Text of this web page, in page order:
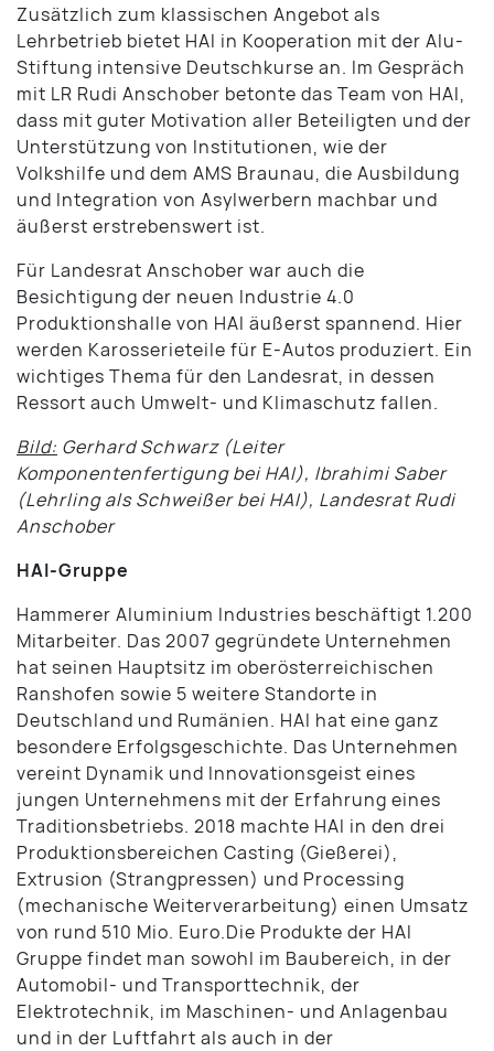
Zusätzlich zum klassischen Angebot als
Lehrbetrieb bietet HAI in Kooperation mit der Alu-
Stiftung intensive Deutschkurse an. Im Gespräch
mit LR Rudi Anschober betonte das Team von HAI,
dass mit guter Motivation aller Beteiligten und der
Unterstützung von Institutionen, wie der
Volkshilfe und dem AMS Braunau, die Ausbildung
und Integration von Asylwerbern machbar und
äußerst erstrebenswert ist.
Für Landesrat Anschober war auch die
Besichtigung der neuen Industrie 4.0
Produktionshalle von HAI äußerst spannend. Hier
werden Karosserieteile für E-Autos produziert. Ein
wichtiges Thema für den Landesrat, in dessen
Ressort auch Umwelt- und Klimaschutz fallen.
Bild: Gerhard Schwarz (Leiter
Komponentenfertigung bei HAI), Ibrahimi Saber
(Lehrling als Schweißer bei HAI), Landesrat Rudi
Anschober
HAI-Gruppe
Hammerer Aluminium Industries beschäftigt 1.200
Mitarbeiter. Das 2007 gegründete Unternehmen
hat seinen Hauptsitz im oberösterreichischen
Ranshofen sowie 5 weitere Standorte in
Deutschland und Rumänien. HAI hat eine ganz
besondere Erfolgsgeschichte. Das Unternehmen
vereint Dynamik und Innovationsgeist eines
jungen Unternehmens mit der Erfahrung eines
Traditionsbetriebs. 2018 machte HAI in den drei
Produktionsbereichen Casting (Gießerei),
Extrusion (Strangpressen) und Processing
(mechanische Weiterverarbeitung) einen Umsatz
von rund 510 Mio. Euro.Die Produkte der HAI
Gruppe findet man sowohl im Baubereich, in der
Automobil- und Transporttechnik, der
Elektrotechnik, im Maschinen- und Anlagenbau
und in der Luftfahrt als auch in der